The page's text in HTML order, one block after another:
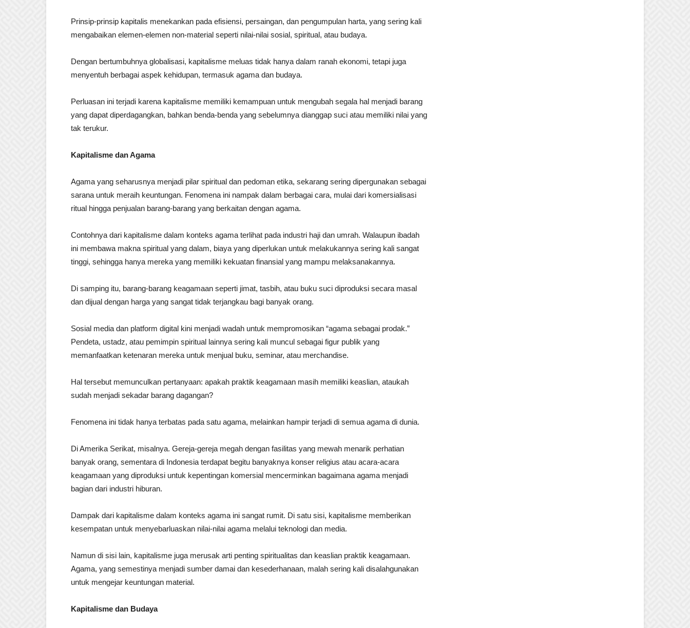
Prinsip-prinsip kapitalis menekankan pada efisiensi, persaingan, dan pengumpulan harta, yang sering kali
mengabaikan elemen-elemen non-material seperti nilai-nilai sosial, spiritual, atau budaya.
Dengan bertumbuhnya globalisasi, kapitalisme meluas tidak hanya dalam ranah ekonomi, tetapi juga
menyentuh berbagai aspek kehidupan, termasuk agama dan budaya.
Perluasan ini terjadi karena kapitalisme memiliki kemampuan untuk mengubah segala hal menjadi barang
yang dapat diperdagangkan, bahkan benda-benda yang sebelumnya dianggap suci atau memiliki nilai yang
tak terukur.
Kapitalisme dan Agama
Agama yang seharusnya menjadi pilar spiritual dan pedoman etika, sekarang sering dipergunakan sebagai
sarana untuk meraih keuntungan. Fenomena ini nampak dalam berbagai cara, mulai dari komersialisasi
ritual hingga penjualan barang-barang yang berkaitan dengan agama.
Contohnya dari kapitalisme dalam konteks agama terlihat pada industri haji dan umrah. Walaupun ibadah
ini membawa makna spiritual yang dalam, biaya yang diperlukan untuk melakukannya sering kali sangat
tinggi, sehingga hanya mereka yang memiliki kekuatan finansial yang mampu melaksanakannya.
Di samping itu, barang-barang keagamaan seperti jimat, tasbih, atau buku suci diproduksi secara masal
dan dijual dengan harga yang sangat tidak terjangkau bagi banyak orang.
Sosial media dan platform digital kini menjadi wadah untuk mempromosikan “agama sebagai prodak.”
Pendeta, ustadz, atau pemimpin spiritual lainnya sering kali muncul sebagai figur publik yang
memanfaatkan ketenaran mereka untuk menjual buku, seminar, atau merchandise.
Hal tersebut memunculkan pertanyaan: apakah praktik keagamaan masih memiliki keaslian, ataukah
sudah menjadi sekadar barang dagangan?
Fenomena ini tidak hanya terbatas pada satu agama, melainkan hampir terjadi di semua agama di dunia.
Di Amerika Serikat, misalnya. Gereja-gereja megah dengan fasilitas yang mewah menarik perhatian
banyak orang, sementara di Indonesia terdapat begitu banyaknya konser religius atau acara-acara
keagamaan yang diproduksi untuk kepentingan komersial mencerminkan bagaimana agama menjadi
bagian dari industri hiburan.
Dampak dari kapitalisme dalam konteks agama ini sangat rumit. Di satu sisi, kapitalisme memberikan
kesempatan untuk menyebarluaskan nilai-nilai agama melalui teknologi dan media.
Namun di sisi lain, kapitalisme juga merusak arti penting spiritualitas dan keaslian praktik keagamaan.
Agama, yang semestinya menjadi sumber damai dan kesederhanaan, malah sering kali disalahgunakan
untuk mengejar keuntungan material.
Kapitalisme dan Budaya